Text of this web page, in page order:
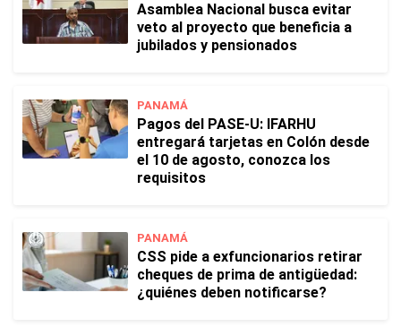
Asamblea Nacional busca evitar
veto al proyecto que beneficia a
jubilados y pensionados
PANAMÁ
Pagos del PASE-U: IFARHU
entregará tarjetas en Colón desde
el 10 de agosto, conozca los
requisitos
PANAMÁ
CSS pide a exfuncionarios retirar
cheques de prima de antigüedad:
¿quiénes deben notificarse?